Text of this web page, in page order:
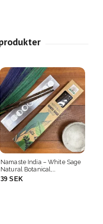
Namaste India – Myrrh
Natural Botanical,
rökelsepinnar
39 SEK